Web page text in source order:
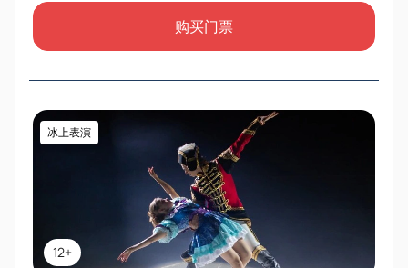
购买门票
12+
冰上表演